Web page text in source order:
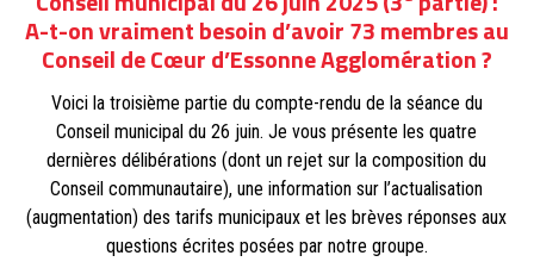
A-t-on vraiment besoin d’avoir 73 membres au
Conseil de Cœur d’Essonne Agglomération ?
Voici la troisième partie du compte-rendu de la séance du
Conseil municipal du 26 juin. Je vous présente les quatre
dernières délibérations (dont un rejet sur la composition du
Conseil communautaire), une information sur l’actualisation
(augmentation) des tarifs municipaux et les brèves réponses aux
questions écrites posées par notre groupe.